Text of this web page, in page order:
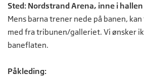
Sted: Nordstrand Arena, inne i hallen
Mens barna trener nede på banen,
med fra tribunen/galleriet. Vi ønsker
baneflaten.
Påkleding: